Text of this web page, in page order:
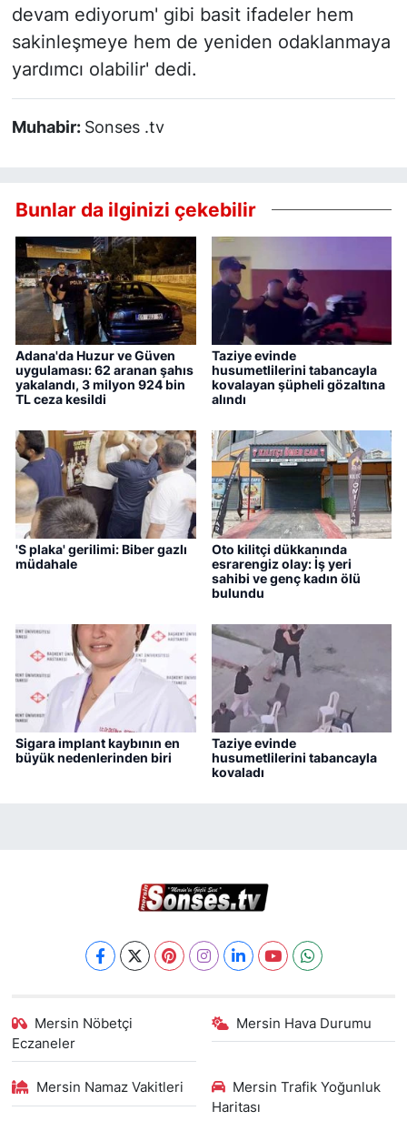
devam ediyorum' gibi basit ifadeler hem
sakinleşmeye hem de yeniden odaklanmaya
yardımcı olabilir' dedi.
Muhabir: Sonses .tv
Bunlar da ilginizi çekebilir
Adana'da Huzur ve Güven
uygulaması: 62 aranan şahıs
yakalandı, 3 milyon 924 bin
TL ceza kesildi
Taziye evinde
husumetlilerini tabancayla
kovalayan şüpheli gözaltına
alındı
'S plaka' gerilimi: Biber gazlı
müdahale
Oto kilitçi dükkanında
esrarengiz olay: İş yeri
sahibi ve genç kadın ölü
bulundu
Sigara implant kaybının en
büyük nedenlerinden biri
Taziye evinde
husumetlilerini tabancayla
kovaladı
Mersin Nöbetçi
Eczaneler
Mersin Hava Durumu
Mersin Namaz Vakitleri
Mersin Trafik Yoğunluk
Haritası